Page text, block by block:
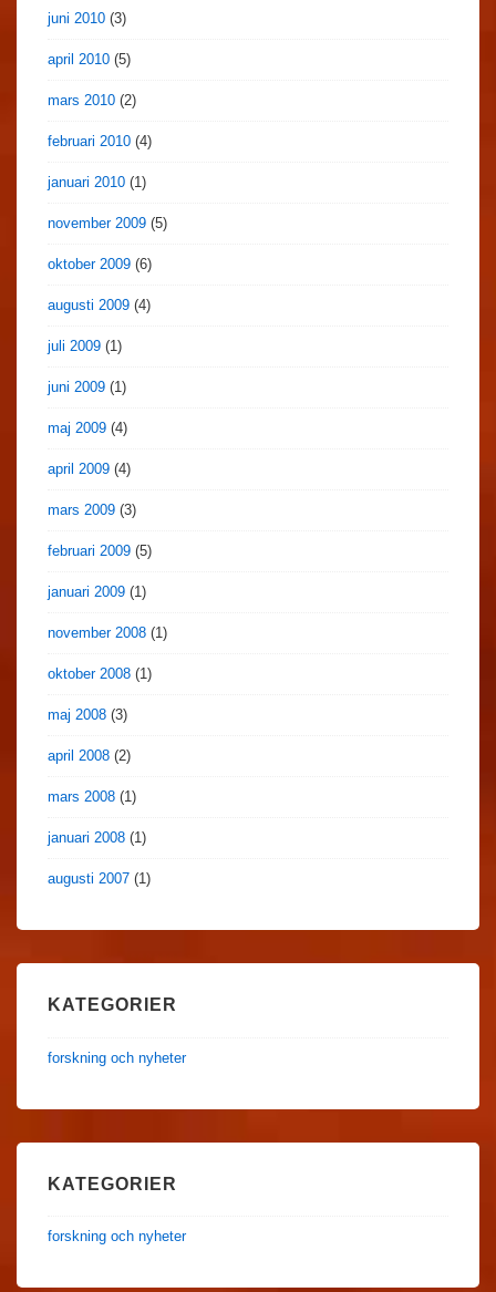
juni 2010 (3)
april 2010 (5)
mars 2010 (2)
februari 2010 (4)
januari 2010 (1)
november 2009 (5)
oktober 2009 (6)
augusti 2009 (4)
juli 2009 (1)
juni 2009 (1)
maj 2009 (4)
april 2009 (4)
mars 2009 (3)
februari 2009 (5)
januari 2009 (1)
november 2008 (1)
oktober 2008 (1)
maj 2008 (3)
april 2008 (2)
mars 2008 (1)
januari 2008 (1)
augusti 2007 (1)
KATEGORIER
forskning och nyheter
KATEGORIER
forskning och nyheter